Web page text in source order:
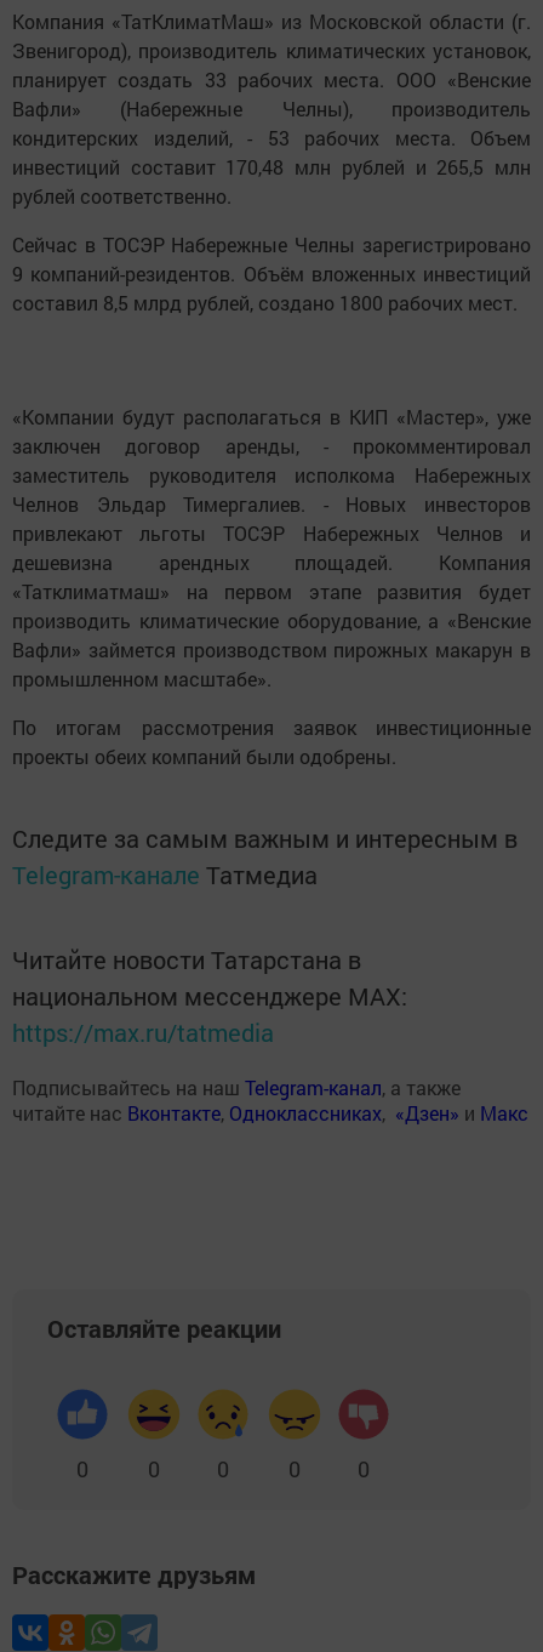
Компания «ТатКлиматМаш» из Московской области (г.
Звенигород), производитель климатических установок,
планирует создать 33 рабочих места. ООО «Венские
Вафли» (Набережные Челны), производитель
кондитерских изделий, - 53 рабочих места. Объем
инвестиций составит 170,48 млн рублей и 265,5 млн
рублей соответственно.
Сейчас в ТОСЭР Набережные Челны зарегистрировано
9 компаний-резидентов. Объём вложенных инвестиций
составил 8,5 млрд рублей, создано 1800 рабочих мест.
«Компании будут располагаться в КИП «Мастер», уже
заключен договор аренды, - прокомментировал
заместитель руководителя исполкома Набережных
Челнов Эльдар Тимергалиев. - Новых инвесторов
привлекают льготы ТОСЭР Набережных Челнов и
дешевизна арендных площадей. Компания
«Татклиматмаш» на первом этапе развития будет
производить климатические оборудование, а «Венские
Вафли» займется производством пирожных макарун в
промышленном масштабе».
По итогам рассмотрения заявок инвестиционные
проекты обеих компаний были одобрены.
Следите за самым важным и интересным в
Telegram-канале Татмедиа
Читайте новости Татарстана в
национальном мессенджере MАХ:
https://max.ru/tatmedia
Подписывайтесь на наш Telegram-канал, а также
читайте нас Вконтакте, Одноклассниках, «Дзен» и Макс
Оставляйте реакции
0 0 0 0 0
Расскажите друзьям